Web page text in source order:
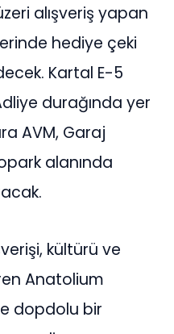
alışveriş yapan
hediye çeki
Kartal E-5
durağında yer
AVM, Garaj
alanında
kültürü ve
Anatolium
dopdolu bir